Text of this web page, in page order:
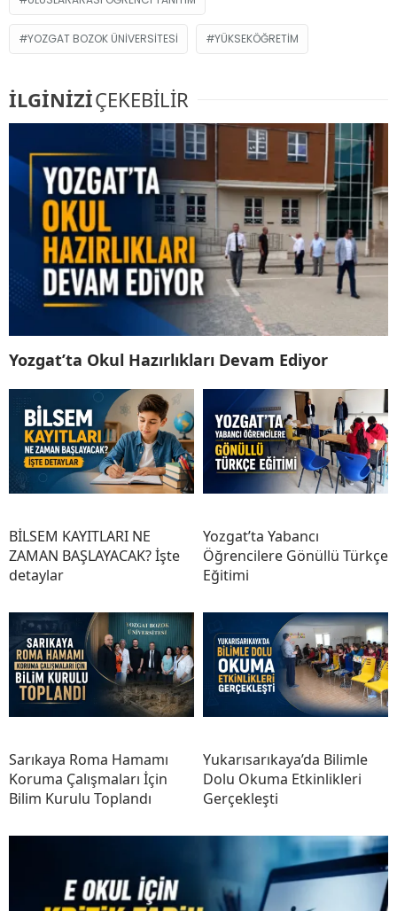
YOZGAT BOZOK ÜNIVERSITESI YÜKSEKÖĞRETIM
İLGİNİZİÇEKEBİLİR
Yozgat’ta Okul Hazırlıkları Devam Ediyor
BİLSEM KAYITLARI NE
ZAMAN BAŞLAYACAK? İşte
detaylar
Yozgat’ta Yabancı
Öğrencilere Gönüllü Türkçe
Eğitimi
Sarıkaya Roma Hamamı
Koruma Çalışmaları İçin
Bilim Kurulu Toplandı
Yukarısarıkaya’da Bilimle
Dolu Okuma Etkinlikleri
Gerçekleşti